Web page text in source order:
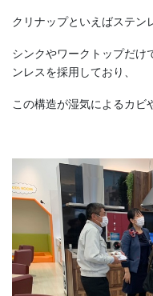
クリナップといえばステン
シンクやワークトップだけ
ンレスを採用しており、
この構造が湿気によるカビ